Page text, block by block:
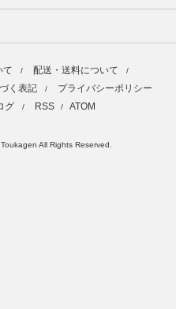
て / 配送・送料について /
く表記 / プライバシーポリシー
グ / RSS / ATOM
All Rights Reserved.